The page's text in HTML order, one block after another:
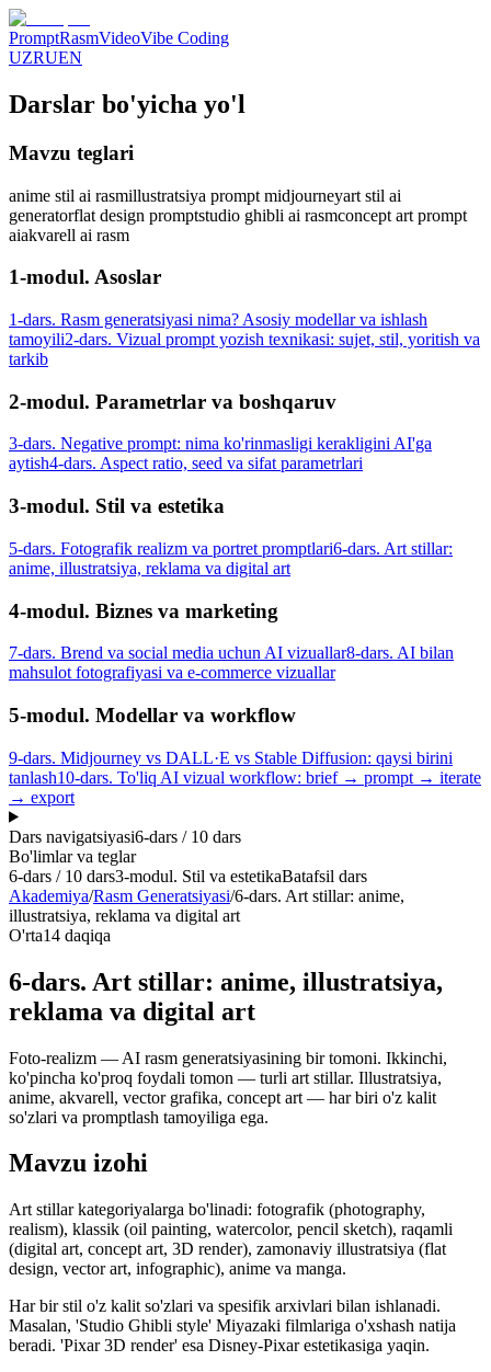
PromptRasmVideoVibe Coding
UZRUEN
Darslar bo'yicha yo'l
Mavzu teglari
anime stil ai rasmillustratsiya prompt midjourneyart stil ai
generatorflat design promptstudio ghibli ai rasmconcept art prompt
aiakvarell ai rasm
1-modul. Asoslar
1-dars. Rasm generatsiyasi nima? Asosiy modellar va ishlash
tamoyili2-dars. Vizual prompt yozish texnikasi: sujet, stil, yoritish va
tarkib
2-modul. Parametrlar va boshqaruv
3-dars. Negative prompt: nima ko'rinmasligi kerakligini AI'ga
aytish4-dars. Aspect ratio, seed va sifat parametrlari
3-modul. Stil va estetika
5-dars. Fotografik realizm va portret promptlari6-dars. Art stillar:
anime, illustratsiya, reklama va digital art
4-modul. Biznes va marketing
7-dars. Brend va social media uchun AI vizuallar8-dars. AI bilan
mahsulot fotografiyasi va e-commerce vizuallar
5-modul. Modellar va workflow
9-dars. Midjourney vs DALL·E vs Stable Diffusion: qaysi birini
tanlash10-dars. To'liq AI vizual workflow: brief → prompt → iterate
→ export
Dars navigatsiyasi6-dars / 10 dars
Bo'limlar va teglar
6-dars / 10 dars3-modul. Stil va estetikaBatafsil dars
Akademiya/Rasm Generatsiyasi/6-dars. Art stillar: anime,
illustratsiya, reklama va digital art
O'rta14 daqiqa
6-dars. Art stillar: anime, illustratsiya,
reklama va digital art
Foto-realizm — AI rasm generatsiyasining bir tomoni. Ikkinchi,
ko'pincha ko'proq foydali tomon — turli art stillar. Illustratsiya,
anime, akvarell, vector grafika, concept art — har biri o'z kalit
so'zlari va promptlash tamoyiliga ega.
Mavzu izohi
Art stillar kategoriyalarga bo'linadi: fotografik (photography,
realism), klassik (oil painting, watercolor, pencil sketch), raqamli
(digital art, concept art, 3D render), zamonaviy illustratsiya (flat
design, vector art, infographic), anime va manga.
Har bir stil o'z kalit so'zlari va spesifik arxivlari bilan ishlanadi.
Masalan, 'Studio Ghibli style' Miyazaki filmlariga o'xshash natija
beradi. 'Pixar 3D render' esa Disney-Pixar estetikasiga yaqin.